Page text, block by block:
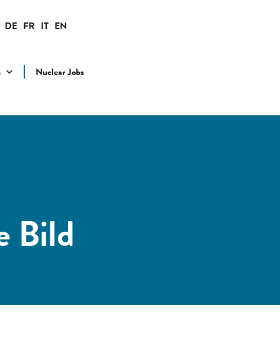
DE FR IT EN
Nuclear Jobs
Bild